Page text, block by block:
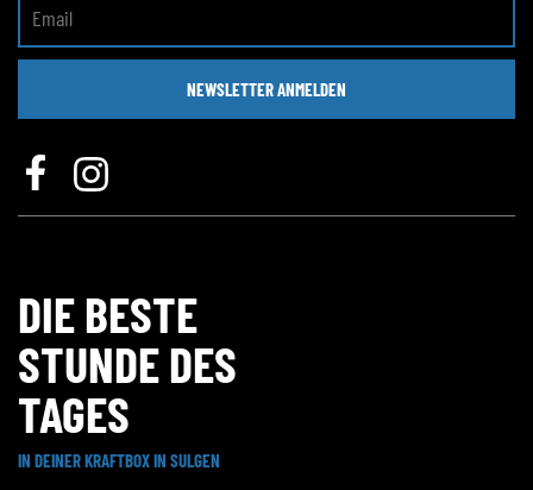
NEWSLETTER ANMELDEN
DIE BESTE
STUNDE DES
TAGES
IN DEINER KRAFTBOX IN SULGEN